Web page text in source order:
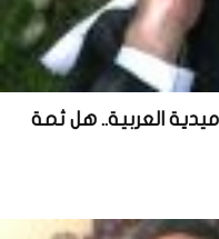
العربية.. هل ثمة